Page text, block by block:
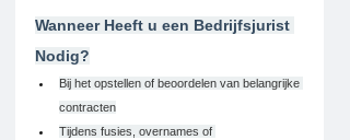
Wanneer Heeft u een Bedrijfsjurist
Nodig?
Bij het opstellen of beoordelen van belangrijke
contracten
Tijdens fusies, overnames of